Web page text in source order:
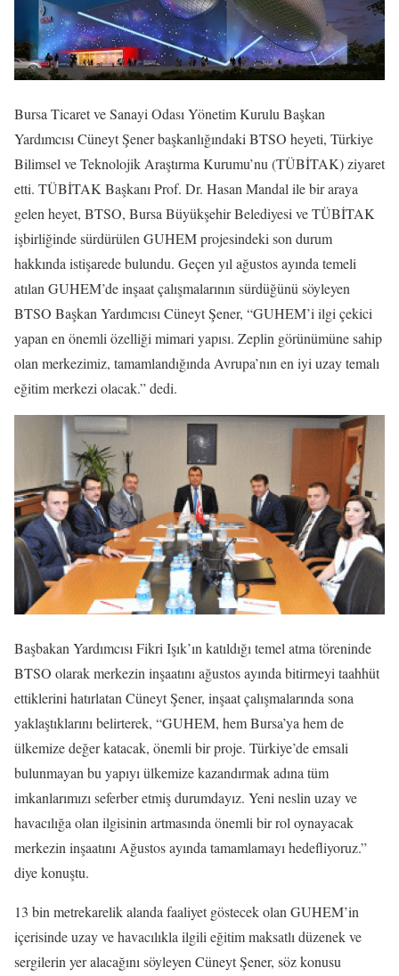
Bursa Ticaret ve Sanayi Odası Yönetim Kurulu Başkan
Yardımcısı Cüneyt Şener başkanlığındaki BTSO heyeti, Türkiye
Bilimsel ve Teknolojik Araştırma Kurumu’nu (TÜBİTAK) ziyaret
etti. TÜBİTAK Başkanı Prof. Dr. Hasan Mandal ile bir araya
gelen heyet, BTSO, Bursa Büyükşehir Belediyesi ve TÜBİTAK
işbirliğinde sürdürülen GUHEM projesindeki son durum
hakkında istişarede bulundu. Geçen yıl ağustos ayında temeli
atılan GUHEM’de inşaat çalışmalarının sürdüğünü söyleyen
BTSO Başkan Yardımcısı Cüneyt Şener, “GUHEM’i ilgi çekici
yapan en önemli özelliği mimari yapısı. Zeplin görünümüne sahip
olan merkezimiz, tamamlandığında Avrupa’nın en iyi uzay temalı
eğitim merkezi olacak.” dedi.
Başbakan Yardımcısı Fikri Işık’ın katıldığı temel atma töreninde
BTSO olarak merkezin inşaatını ağustos ayında bitirmeyi taahhüt
ettiklerini hatırlatan Cüneyt Şener, inşaat çalışmalarında sona
yaklaştıklarını belirterek, “GUHEM, hem Bursa’ya hem de
ülkemize değer katacak, önemli bir proje. Türkiye’de emsali
bulunmayan bu yapıyı ülkemize kazandırmak adına tüm
imkanlarımızı seferber etmiş durumdayız. Yeni neslin uzay ve
havacılığa olan ilgisinin artmasında önemli bir rol oynayacak
merkezin inşaatını Ağustos ayında tamamlamayı hedefliyoruz.”
diye konuştu.
13 bin metrekarelik alanda faaliyet göstecek olan GUHEM’in
içerisinde uzay ve havacılıkla ilgili eğitim maksatlı düzenek ve
sergilerin yer alacağını söyleyen Cüneyt Şener, söz konusu